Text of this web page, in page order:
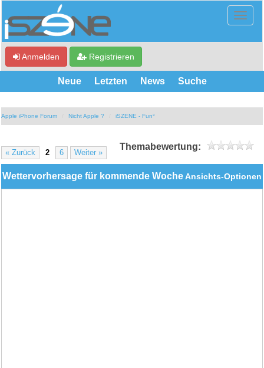
Anmelden Registrieren
Neue Letzten News Suche
Apple iPhone Forum Nicht Apple ? iSZENE - Fun³
« Zurück 2 6 Weiter »
Themabewertung:
Ansichts-Optionen
Wettervorhersage für kommende Woche